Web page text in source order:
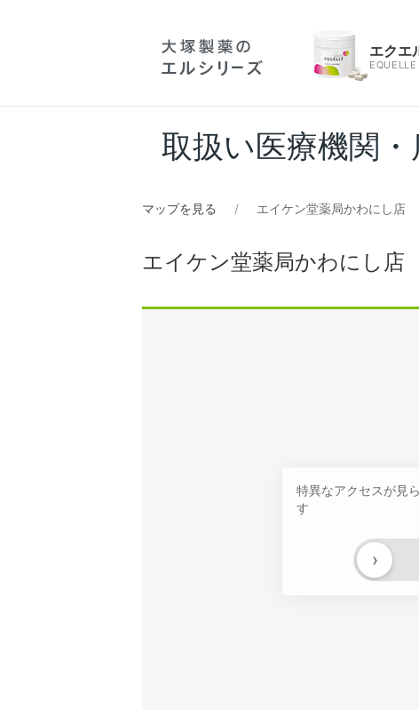
エクエ
EQUELLE
取扱い医療機関・
マップを見る エイケン堂薬局かわにし店
エイケン堂薬局かわにし店
特異なアクセスが見
す
›